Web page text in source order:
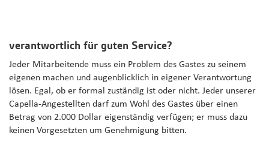
verantwortlich für guten Service?
Jeder Mitarbeitende muss ein Problem des Gastes zu seinem
eigenen machen und augenblicklich in eigener Verantwortung
lösen. Egal, ob er formal zuständig ist oder nicht. Jeder unserer
Capella-Angestellten darf zum Wohl des Gastes über einen
Betrag von 2.000 Dollar eigenständig verfügen; er muss dazu
keinen Vorgesetzten um Genehmigung bitten.